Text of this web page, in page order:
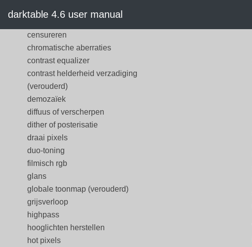
darktable 4.6 user manual
basisaanpassingen (verouderd)
censureren
chromatische aberraties
contrast equalizer
contrast helderheid verzadiging
(verouderd)
demozaïek
diffuus of verscherpen
dither of posterisatie
draai pixels
duo-toning
filmisch rgb
glans
globale toonmap (verouderd)
grijsverloop
highpass
hooglichten herstellen
hot pixels